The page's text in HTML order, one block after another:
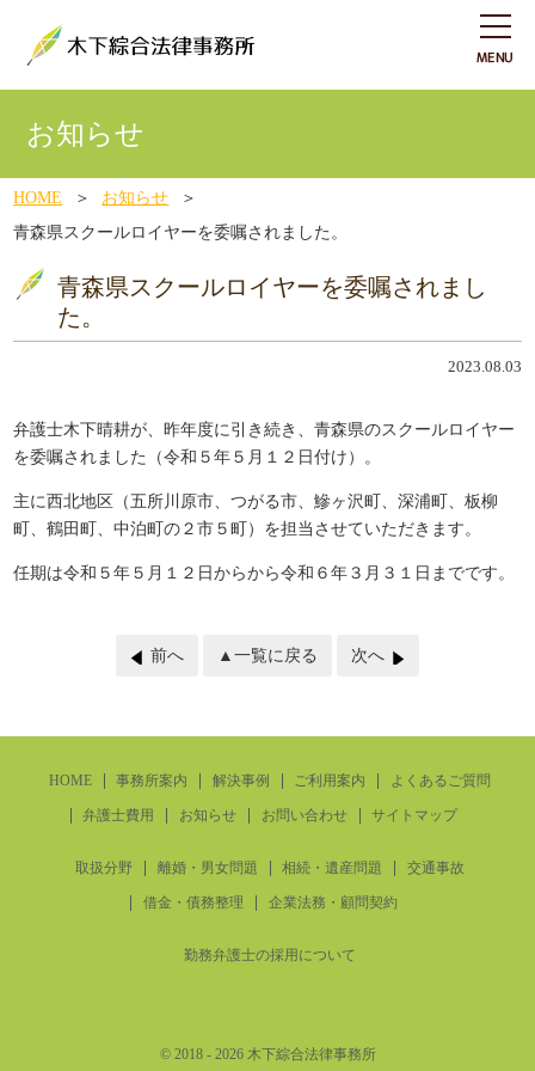
お知らせ
HOME
お知らせ
青森県スクールロイヤーを委嘱されました。
青森県スクールロイヤーを委嘱されまし
た。
2023.08.03
弁護士木下晴耕が、昨年度に引き続き、青森県のスクールロイヤー
を委嘱されました（令和５年５月１２日付け）。
主に西北地区（ 五所川原市、つがる市、鰺ヶ沢町、深浦町、板柳
町、鶴田町、中泊町の２市５町） を担当させていただきます。
任期は令和５年５月１２日からから令和６年３月３１日までです。
前へ ▲一覧に戻る 次へ
HOME 事務所案内 解決事例 ご利用案内 よくあるご質問
弁護士費用 お知らせ お問い合わせ サイトマップ
取扱分野 離婚・男女問題 相続・遺産問題 交通事故
借金・債務整理 企業法務・顧問契約
勤務弁護士の採用について
© 2018 - 2026 木下綜合法律事務所